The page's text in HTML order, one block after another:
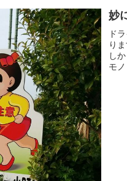
妙
ド
り
し
モ